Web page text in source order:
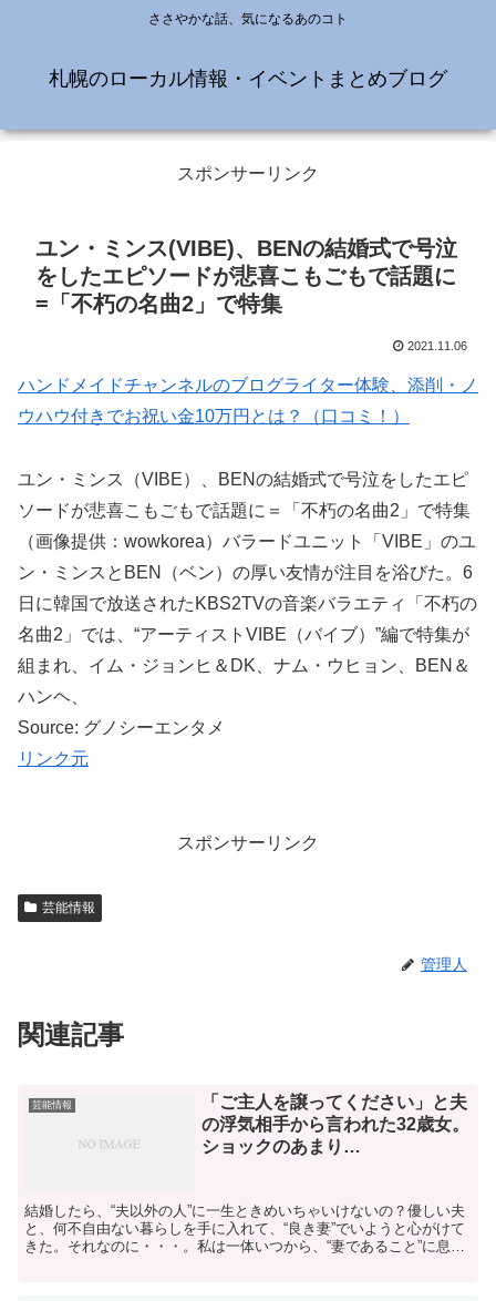
ささやかな話、気になるあのコト
札幌のローカル情報・イベントまとめブログ
スポンサーリンク
ユン・ミンス(VIBE)、BENの結婚式で号泣
をしたエピソードが悲喜こもごもで話題に
=「不朽の名曲2」で特集
2021.11.06
ハンドメイドチャンネルのブログライター体験、添削・ノ
ウハウ付きでお祝い金10万円とは？（口コミ！）
ユン・ミンス（VIBE）、BENの結婚式で号泣をしたエピ
ソードが悲喜こもごもで話題に＝「不朽の名曲2」で特集
（画像提供：wowkorea）バラードユニット「VIBE」のユ
ン・ミンスとBEN（ベン）の厚い友情が注目を浴びた。6
日に韓国で放送されたKBS2TVの音楽バラエティ「不朽の
名曲2」では、“アーティストVIBE（バイブ）”編で特集が
組まれ、イム・ジョンヒ＆DK、ナム・ウヒョン、BEN＆
ハンヘ、
Source: グノシーエンタメ
リンク元
スポンサーリンク
芸能情報
管理人
関連記事
芸能情報
「ご主人を譲ってください」と夫
の浮気相手から言われた32歳女。
ショックのあまり…
結婚したら、“夫以外の人”に一生ときめいちゃいけないの？優しい夫
と、何不自由ない暮らしを手に入れて、“良き妻”でいようと心がけて
きた。それなのに・・・。私は一体いつから、“妻であること”に息苦